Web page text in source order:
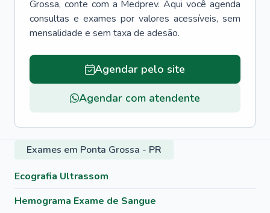
Grossa, conte com a Medprev. Aqui você agenda
consultas e exames por valores acessíveis, sem
mensalidade e sem taxa de adesão.
Agendar pelo site
Agendar com atendente
Exames em Ponta Grossa - PR
Ecografia Ultrassom
Hemograma Exame de Sangue